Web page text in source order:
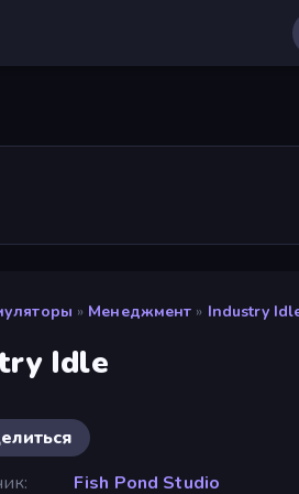
» Менеджмент » Industry
Idle
Fish Pond Studio